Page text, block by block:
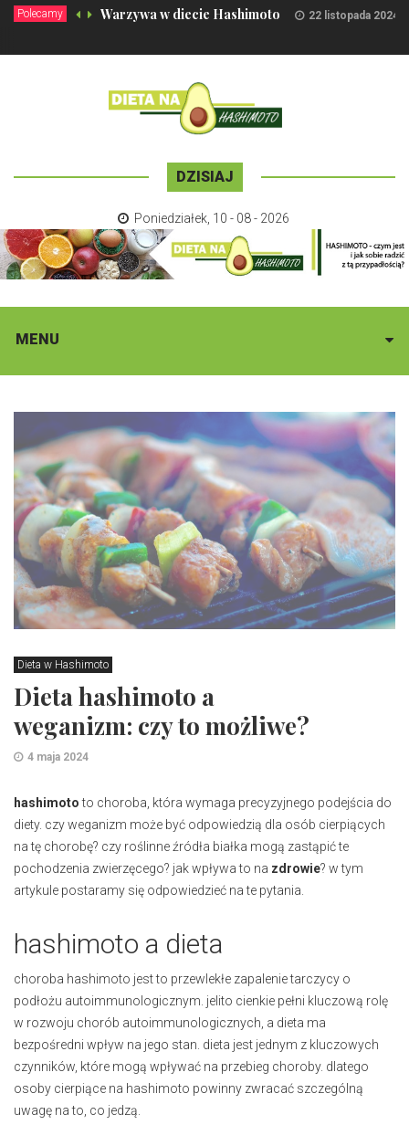
Polecamy Warzywa w diecie Hashimoto 22 listopada 2024
DZISIAJ
Poniedziałek 10 - 08 - 2026
MENU
Dieta w Hashimoto
Dieta hashimoto a
weganizm: czy to możliwe?
4 maja 2024
hashimototo choroba, która wymaga precyzyjnego podejścia do
diety. czy weganizm może być odpowiedzią dla osób cierpiących
na tę chorobę? czy roślinne źródła białka mogą zastąpić te
pochodzenia zwierzęcego? jak wpływa to na zdrowie? w tym
artykule postaramy się odpowiedzieć na te pytania.
hashimoto a dieta
choroba hashimoto jest to przewlekłe zapalenie tarczycy o
podłożu autoimmunologicznym. jelito cienkie pełni kluczową rolę
w rozwoju chorób autoimmunologicznych, a dieta ma
bezpośredni wpływ na jego stan. dieta jest jednym z kluczowych
czynników, które mogą wpływać na przebieg choroby. dlatego
osoby cierpiące na hashimoto powinny zwracać szczególną
uwagę na to, co jedzą.